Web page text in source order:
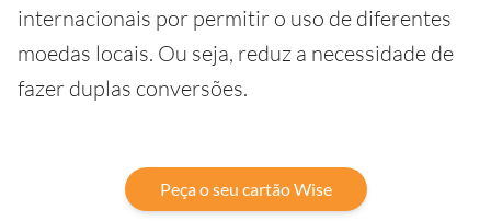
internacionais por permitir o uso de diferentes
moedas locais. Ou seja, reduz a necessidade de
fazer duplas conversões.
Peça o seu cartão Wise